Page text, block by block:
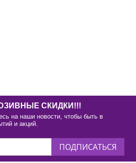
СКИДКИ!!!
на наши новости, чтобы быть в
и акций.
ПОДПИСАТЬСЯ